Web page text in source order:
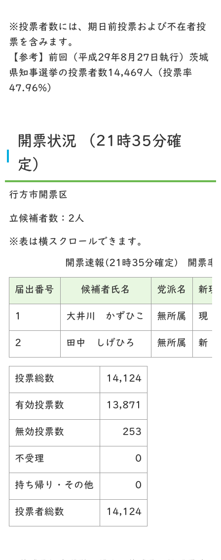
※投票者数には、期日前投票および不在者投
票を含みます。
【参考】前回（平成29年8月27日執行）茨城
県知事選挙の投票者数14,469人（投票率
47.96%）
開票状況 （21時35分確
定）
行方市開票区
立候補者数：2人
※表は横スクロールできます。
開票速報(21時35分確定) 開票率
届出番号 候補者氏名 党派名 新現
1 大井川 かずひこ 無所属 現
2 田中 しげひろ 無所属 新
投票総数 14,124
有効投票数 13,871
無効投票数 253
不受理 0
持ち帰り・その他 0
投票者総数 14,124